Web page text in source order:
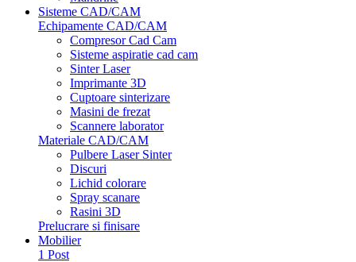
Sisteme CAD/CAM
Echipamente CAD/CAM
Compresor Cad Cam
Sisteme aspiratie cad cam
Sinter Laser
Imprimante 3D
Cuptoare sinterizare
Masini de frezat
Scannere laborator
Materiale CAD/CAM
Pulbere Laser Sinter
Discuri
Lichid colorare
Spray scanare
Rasini 3D
Prelucrare si finisare
Mobilier
1 Post